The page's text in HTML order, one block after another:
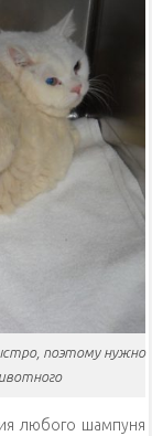
поэтому нужно
любого шампуня